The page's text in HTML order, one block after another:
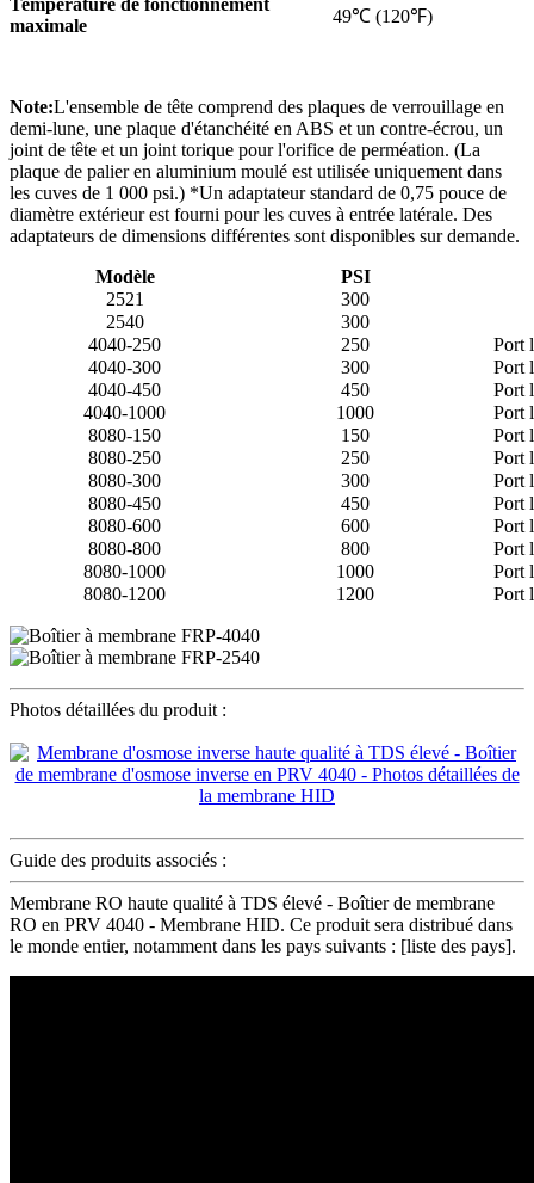
Température de fonctionnement
maximale
49℃ (120℉)
Note:L'ensemble de tête comprend des plaques de verrouillage en
demi-lune, une plaque d'étanchéité en ABS et un contre-écrou, un
joint de tête et un joint torique pour l'orifice de perméation. (La
plaque de palier en aluminium moulé est utilisée uniquement dans
les cuves de 1 000 psi.) *Un adaptateur standard de 0,75 pouce de
diamètre extérieur est fourni pour les cuves à entrée latérale. Des
adaptateurs de dimensions différentes sont disponibles sur demande.
Modèle
PSI
2521
300
2540
300
4040-250
250
Port
4040-300
300
Port
4040-450
450
Port
4040-1000
1000
Port
8080-150
150
Port
8080-250
250
Port
8080-300
300
Port
8080-450
450
Port
8080-600
600
Port
8080-800
800
Port
8080-1000
1000
Port
8080-1200
1200 Port
Photos détaillées du produit :
Guide des produits associés :
Membrane RO haute qualité à TDS élevé - Boîtier de membrane
RO en PRV 4040 - Membrane HID. Ce produit sera distribué dans
le monde entier, notamment dans les pays suivants : [liste des pays].